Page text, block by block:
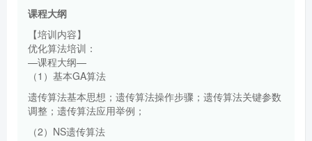
课程大纲
【培训内容】
优化算法培训：
—课程⼤纲—
（1）基本GA算法
遗传算法基本思想；遗传算法操作步骤；遗传算法关键参数
调整；遗传算法应用举例；
（2）NS遗传算法